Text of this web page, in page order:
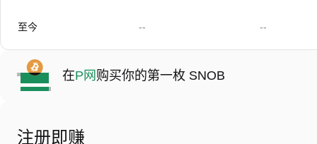
至今 -- --
在P网 购买你的第一枚 SNOB
注册即赚